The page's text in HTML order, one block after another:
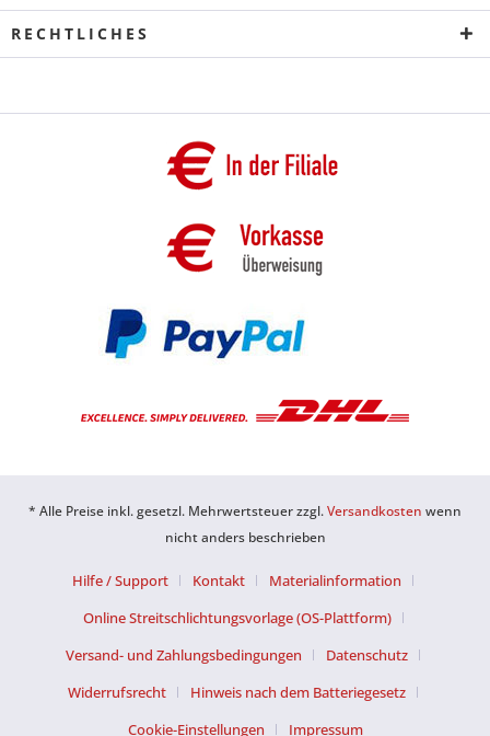
RECHTLICHES
* Alle Preise inkl. gesetzl. Mehrwertsteuer zzgl.Versandkosten wenn
nicht anders beschrieben
Hilfe / Support Kontakt
Materialinformation
Online Streitschlichtungsvorlage (OS-Plattform)
Versand- und Zahlungsbedingungen
Datenschutz
Widerrufsrecht
Hinweis nach dem Batteriegesetz
Cookie-Einstellungen
Impressum